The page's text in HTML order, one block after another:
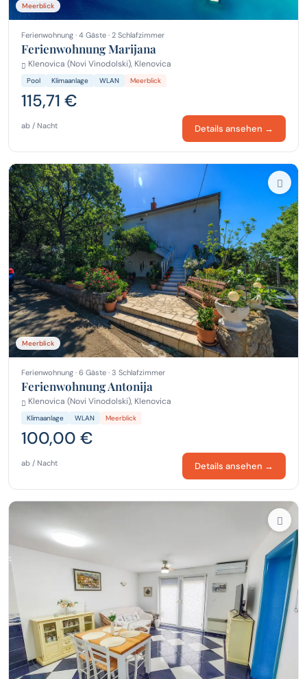
Meerblick
Ferienwohnung · 4 Gäste · 2 Schlafzimmer
Ferienwohnung Marijana
Klenovica (Novi Vinodolski), Klenovica
Pool Klimaanlage WLAN Meerblick
115,71 €
ab / Nacht Details ansehen →
Meerblick
Ferienwohnung · 6 Gäste · 3 Schlafzimmer
Ferienwohnung Antonija
Klenovica (Novi Vinodolski), Klenovica
Klimaanlage WLAN Meerblick
100,00 €
ab / Nacht Details ansehen →